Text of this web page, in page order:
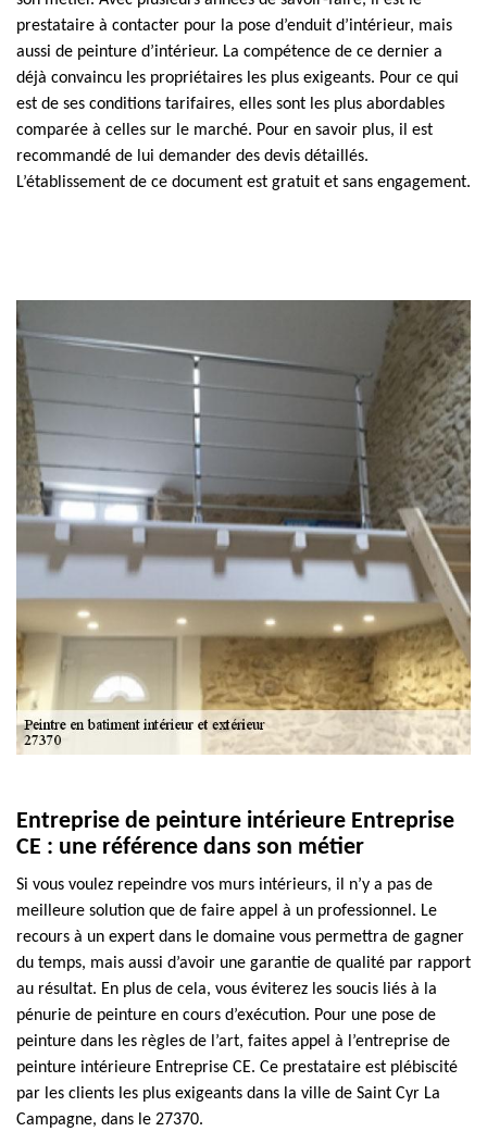
prestataire à contacter pour la pose d’enduit d’intérieur, mais
aussi de peinture d’intérieur. La compétence de ce dernier a
déjà convaincu les propriétaires les plus exigeants. Pour ce qui
est de ses conditions tarifaires, elles sont les plus abordables
comparée à celles sur le marché. Pour en savoir plus, il est
recommandé de lui demander des devis détaillés.
L’établissement de ce document est gratuit et sans engagement.
Entreprise de peinture intérieure Entreprise
CE : une référence dans son métier
Si vous voulez repeindre vos murs intérieurs, il n’y a pas de
meilleure solution que de faire appel à un professionnel. Le
recours à un expert dans le domaine vous permettra de gagner
du temps, mais aussi d’avoir une garantie de qualité par rapport
au résultat. En plus de cela, vous éviterez les soucis liés à la
pénurie de peinture en cours d’exécution. Pour une pose de
peinture dans les règles de l’art, faites appel à l’entreprise de
peinture intérieure Entreprise CE. Ce prestataire est plébiscité
par les clients les plus exigeants dans la ville de Saint Cyr La
Campagne, dans le 27370.